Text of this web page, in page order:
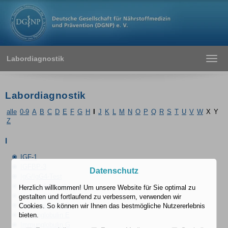
Labordiagnostik
Labordiagnostik
alle 0-9 A B C D E F G H J K L M N O P Q R S T U V W X Y
Z
IGF-1
Immunelektrophorese
Immunglobulin A
Immunglobulin D
Immunglobulin E
Datenschutz
Herzlich willkommen! Um unsere Website für Sie optimal zu
gestalten und fortlaufend zu verbessern, verwenden wir
Cookies. So können wir Ihnen das bestmögliche Nutzererlebnis
bieten.